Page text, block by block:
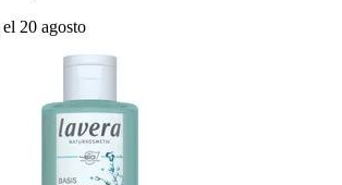
20 agosto